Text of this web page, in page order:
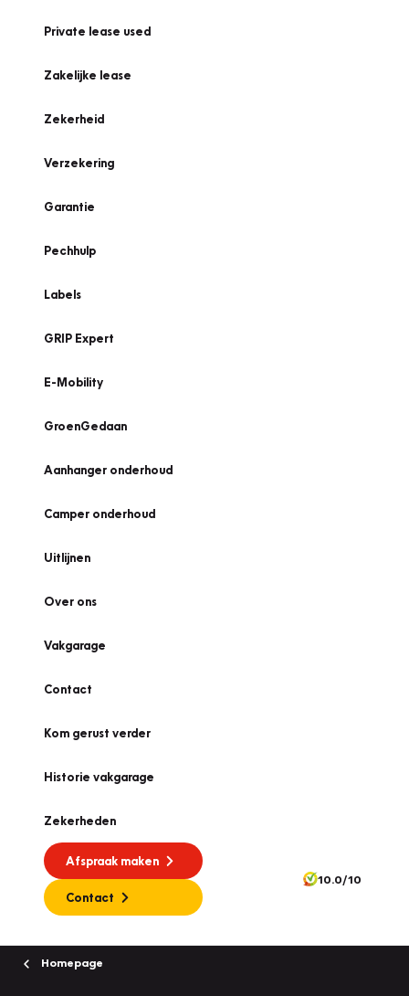
Private lease used
Zakelijke lease
Zekerheid
Verzekering
Garantie
Pechhulp
Labels
GRIP Expert
E-Mobility
GroenGedaan
Aanhanger onderhoud
Camper onderhoud
Uitlijnen
Over ons
Vakgarage
Contact
Kom gerust verder
Historie vakgarage
Zekerheden
Afspraak maken
Contact
10.0/10
Homepage